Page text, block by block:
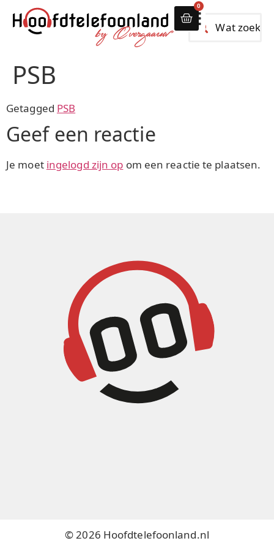
0
PSB
Getagged PSB
Geef een reactie
Je moet ingelogd zijn op om een reactie te plaatsen.
© 2026 Hoofdtelefoonland.nl